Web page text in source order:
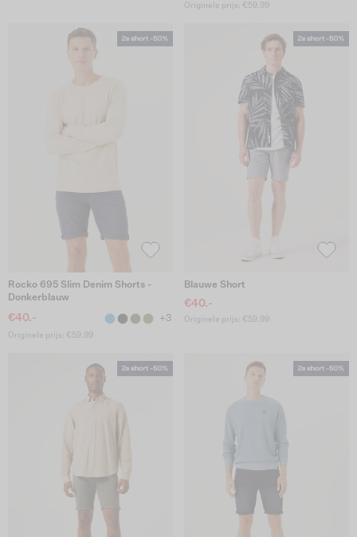
Originele prijs: €59.99
Rocko 695 Slim Denim Shorts -
Donkerblauw
€40.- +3
Originele prijs: €59.99
Blauwe Short
€40.-
Originele prijs: €59.99